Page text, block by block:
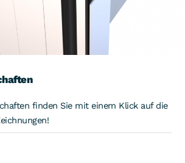
finden Sie mit einem Klick auf die